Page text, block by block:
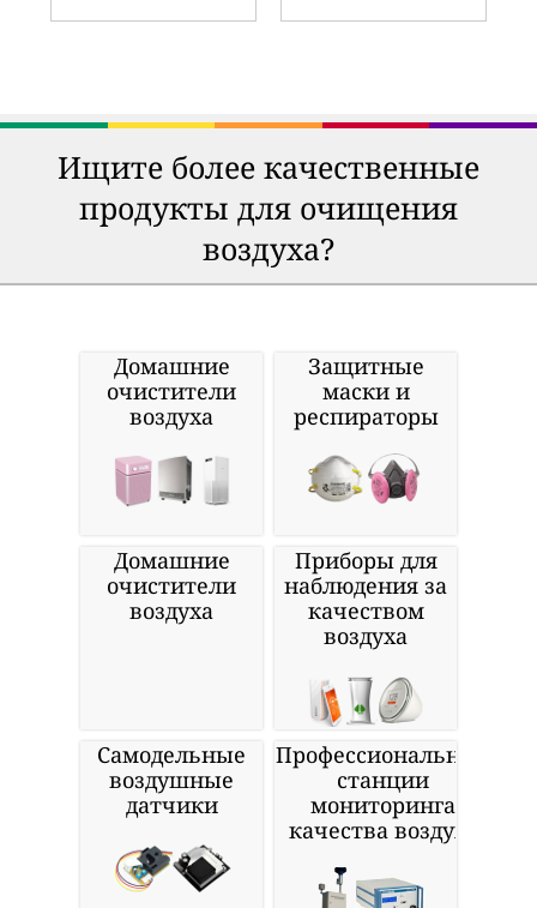
Ищите более качественные
продукты для очищения
воздуха?
Домашние
очистители
воздуха
Защитные
маски и
респираторы
Домашние
очистители
воздуха
Приборы для
наблюдения за
качеством
воздуха
Самодельные
воздушные
датчики
Профессиональные
станции
мониторинга
качества воздуха